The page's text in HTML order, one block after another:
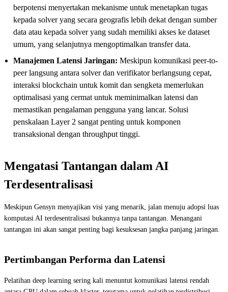
berpotensi menyertakan mekanisme untuk menetapkan tugas
kepada solver yang secara geografis lebih dekat dengan sumber
data atau kepada solver yang sudah memiliki akses ke dataset
umum, yang selanjutnya mengoptimalkan transfer data.
Manajemen Latensi Jaringan: Meskipun komunikasi peer-to-
peer langsung antara solver dan verifikator berlangsung cepat,
interaksi blockchain untuk komit dan sengketa memerlukan
optimalisasi yang cermat untuk meminimalkan latensi dan
memastikan pengalaman pengguna yang lancar. Solusi
penskalaan Layer 2 sangat penting untuk komponen
transaksional dengan throughput tinggi.
Mengatasi Tantangan dalam AI
Terdesentralisasi
Meskipun Gensyn menyajikan visi yang menarik, jalan menuju adopsi luas
komputasi AI terdesentralisasi bukannya tanpa tantangan. Menangani
tantangan ini akan sangat penting bagi kesuksesan jangka panjang jaringan.
Pertimbangan Performa dan Latensi
Pelatihan deep learning sering kali menuntut komunikasi latensi rendah